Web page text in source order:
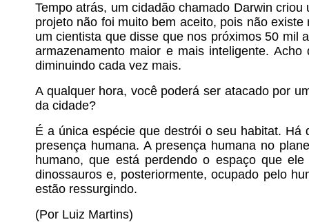
Tempo atrás, um cidadão chamado Darwin
projeto não foi muito bem aceito, pois não
um cientista que disse que nos próximos 50 mil
armazenamento maior e mais inteligente.
diminuindo cada vez mais.
A qualquer hora, você poderá ser atacado por
da cidade?
É a única espécie que destrói o seu habitat.
presença humana. A presença humana no
humano, que está perdendo o espaço que
dinossauros e, posteriormente, ocupado pelo
estão ressurgindo.
(Por Luiz Martins)